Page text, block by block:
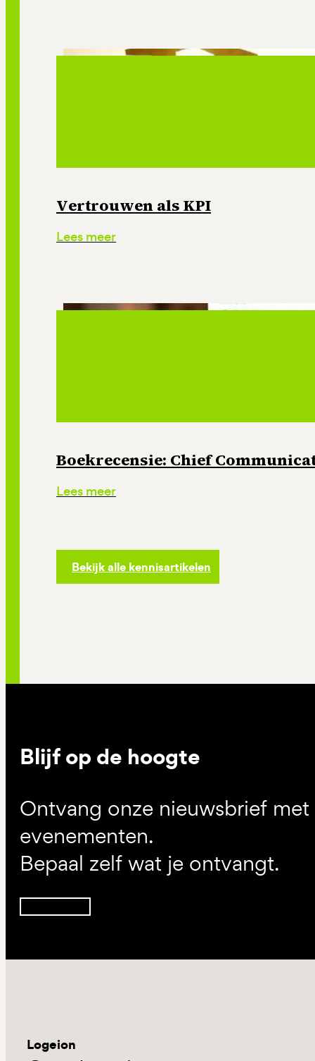
Vertrouwen als KPI
Lees meer
Boekrecensie: Chief
Lees meer
Bekijk alle kennisartikelen
Blijf op de hoogte
Ontvang onze nieuwsbrief
evenementen.
Bepaal zelf wat je ontvangt.
Logeion